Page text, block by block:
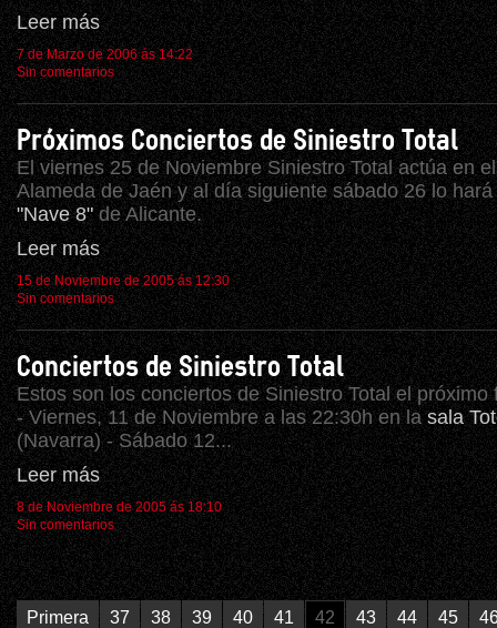
Leer más
7 de Marzo de 2006 ás 14:22
Sin comentarios
Próximos Conciertos de Siniestro Total
El viernes 25 de Noviembre Siniestro Total actúa en
Alameda de Jaén y al día siguiente sábado 26 lo
"Nave 8"de Alicante.
Leer más
15 de Noviembre de 2005 ás 12:30
Sin comentarios
Conciertos de Siniestro Total
Estos son los conciertos de Siniestro Total el próximo
- Viernes, 11 de Noviembre a las 22:30h en lasala
(Navarra) - Sábado 12...
Leer más
8 de Noviembre de 2005 ás 18:10
Sin comentarios
Primera 37 38 39 40 41 42 43 44 45